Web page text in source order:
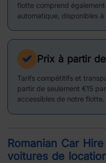
flotte comprend
automatique, disponibles à
Prix à partir
Tarifs compétitifs et
partir de seulement €15
accessibles de notre flotte.
Romanian Car
voitures de